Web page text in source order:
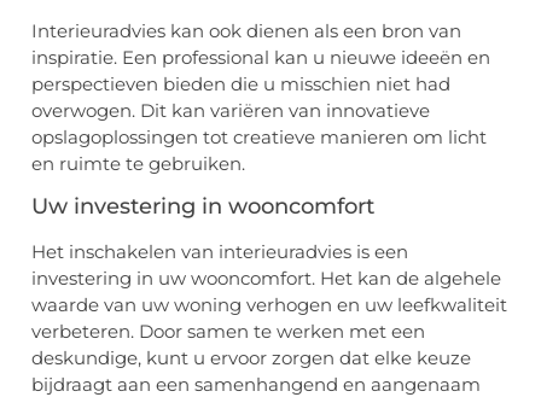
Interieuradvies kan ook dienen als een bron van
inspiratie. Een professional kan u nieuwe ideeën en
perspectieven bieden die u misschien niet had
overwogen. Dit kan variëren van innovatieve
opslagoplossingen tot creatieve manieren om licht
en ruimte te gebruiken.
Uw investering in wooncomfort
Het inschakelen van interieuradvies is een
investering in uw wooncomfort. Het kan de algehele
waarde van uw woning verhogen en uw leefkwaliteit
verbeteren. Door samen te werken met een
deskundige, kunt u ervoor zorgen dat elke keuze
bijdraagt aan een samenhangend en aangenaam